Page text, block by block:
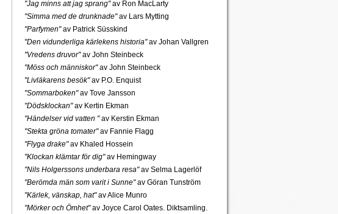
"Jag minns att jag sprang"av Ron MacLarty
"Simma med de drunknade"av Lars Mytting
"Parfymen"av Patrick Süsskind
"Den vidunderliga kärlekens historia"av Johan Vallgren
"Vredens druvor"av John Steinbeck
"Möss och människor"av John Steinbeck
"Livläkarens besök"av P.O. Enquist
"Sommarboken"av Tove Jansson
"Dödsklockan"av Kertin Ekman
"Händelser vid vatten "av Kerstin Ekman
"Stekta gröna tomater"av Fannie Flagg
"Flyga drake"av Khaled Hossein
"Klockan klämtar för dig"av Hemingway
"Nils Holgerssons underbara resa"av Selma Lagerlöf
"Berömda män som varit i Sunne"av Göran Tunström
"Kärlek, vänskap, hat"av Alice Munro
"Mörker och Ömhet"av Joyce Carol Oates. Diktsamling.